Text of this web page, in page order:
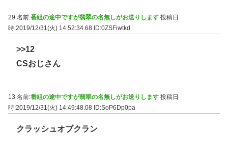
29 名前:番組の途中ですが翡翠の名無しがお送りします 投稿日
時:2019/12/31(火) 14:52:34.68 ID:0ZSFiwtkd
>>12
CSおじさん
13 名前:番組の途中ですが翡翠の名無しがお送りします 投稿日
時:2019/12/31(火) 14:49:48.08 ID:SoP6Dp0pa
クラッシュオブクラン